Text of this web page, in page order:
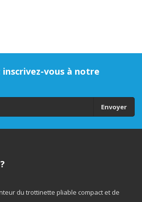
vous à notre
Envoyer
du trottinette pliable compact et de